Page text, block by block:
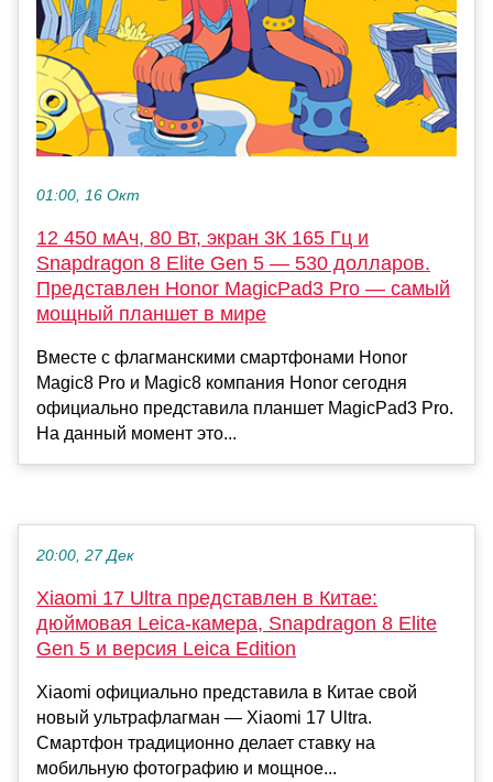
01:00, 16 Окт
12 450 мАч, 80 Вт, экран 3К 165 Гц и
Snapdragon 8 Elite Gen 5 — 530 долларов.
Представлен Honor MagicPad3 Pro — самый
мощный планшет в мире
Вместе с флагманскими смартфонами Honor
Magic8 Pro и Magic8 компания Honor сегодня
официально представила планшет MagicPad3 Pro.
На данный момент это...
20:00, 27 Дек
Xiaomi 17 Ultra представлен в Китае:
дюймовая Leica-камера, Snapdragon 8 Elite
Gen 5 и версия Leica Edition
Xiaomi официально представила в Китае свой
новый ультрафлагман — Xiaomi 17 Ultra.
Смартфон традиционно делает ставку на
мобильную фотографию и мощное...